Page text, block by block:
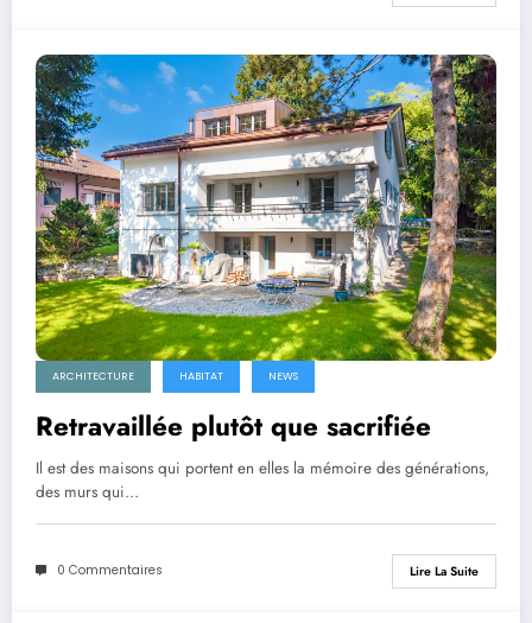
ARCHITECTURE HABITAT NEWS
Retravaillée plutôt que sacrifiée
Il est des maisons qui portent en elles la mémoire des générations,
des murs qui…
0 Commentaires Lire La Suite